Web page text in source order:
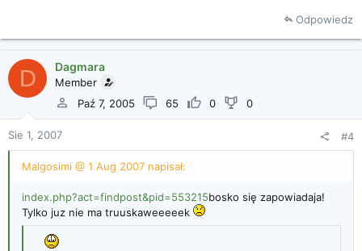
Odpowiedz
D Dagmara
Member
Paź 7, 2005
65 0 0
Sie 1, 2007 #4
Malgosimi @ 1 Aug 2007 napisał:
index.php?act=findpost&pid=553215bosko się zapowiadaja!
Tylko juz nie ma truuskaweeeeek